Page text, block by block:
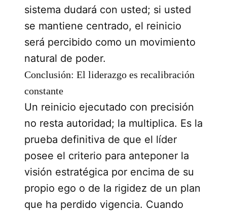
sistema dudará con usted; si usted
se mantiene centrado, el reinicio
será percibido como un movimiento
natural de poder.
Conclusión: El liderazgo es recalibración
constante
Un reinicio ejecutado con precisión
no resta autoridad; la multiplica. Es la
prueba definitiva de que el líder
posee el criterio para anteponer la
visión estratégica por encima de su
propio ego o de la rigidez de un plan
que ha perdido vigencia. Cuando